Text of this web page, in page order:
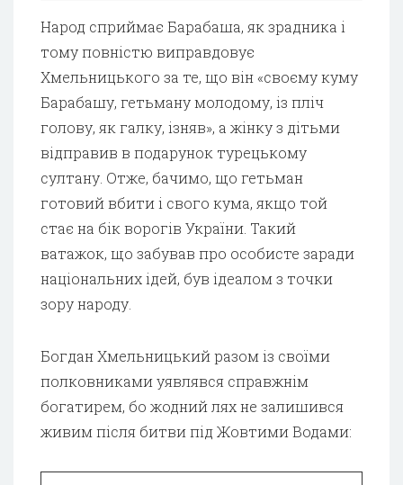
Народ сприймає Барабаша, як зрадника і
тому повністю виправдовує
Хмельницького за те, що він «своєму куму
Барабашу, гетьману молодому, із пліч
голову, як галку, ізняв», а жінку з дітьми
відправив в подарунок турецькому
султану. Отже, бачимо, що гетьман
готовий вбити і свого кума, якщо той
стає на бік ворогів України. Такий
ватажок, що забував про особисте заради
національних ідей, був ідеалом з точки
зору народу.
Богдан Хмельницький разом із своїми
полковниками уявлявся справжнім
богатирем, бо жодний лях не залишився
живим після битви під Жовтими Водами: